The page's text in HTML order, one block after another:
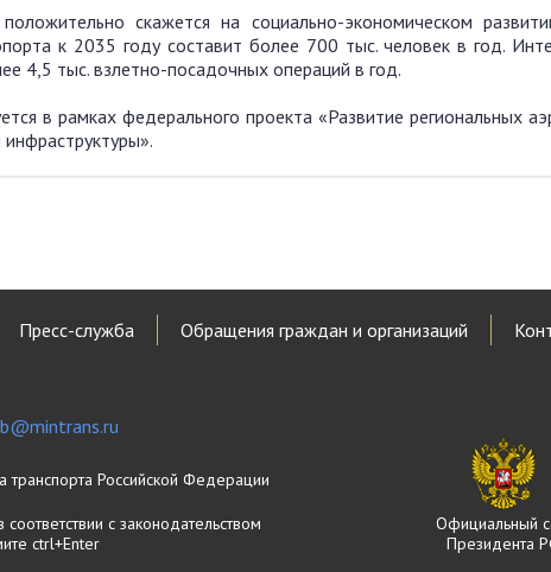
скажется на социально-экономическом
к 2035 году составит более 700 тыс. человек в год.
4,5 тыс. взлетно-посадочных операций в год.
в рамках федерального проекта «Развитие региональных
Пресс-служба Обращения граждан и организаций
Российской Федерации
с законодательством
ctrl+Enter
Официальный
Президента